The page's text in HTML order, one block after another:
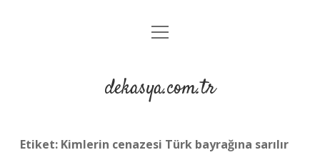
Anasayfa
Yasal Uyarı
menüyü
dekasya.com.tr
Etiket: Kimlerin cenazesi Türk bayrağına sarılır